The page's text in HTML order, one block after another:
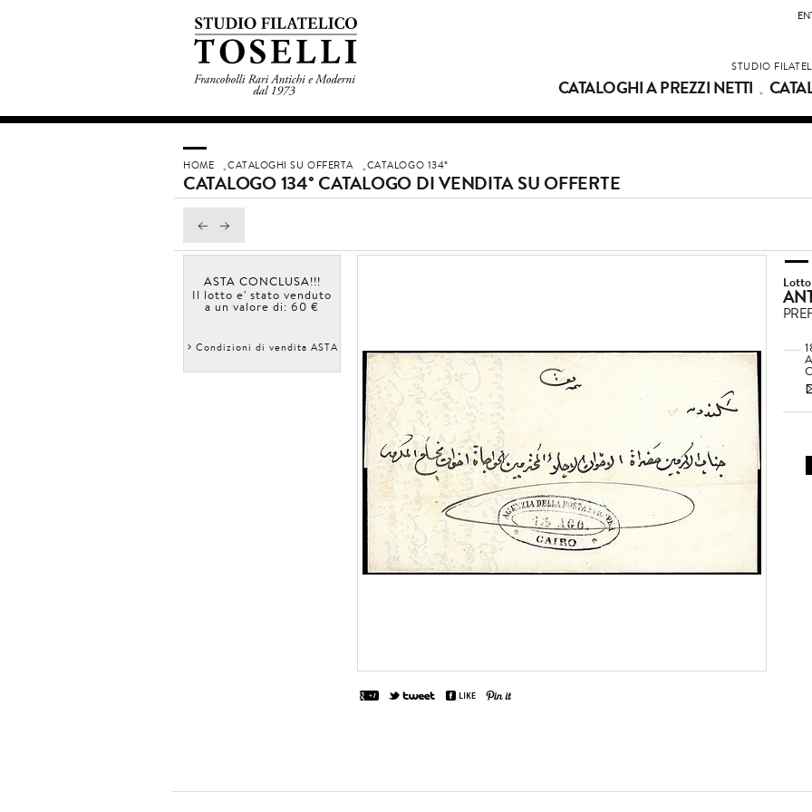
STUDIO
CATALOGHI A PREZZI NETTI
HOME CATALOGHI SU OFFERTA CATALOGO 134°
CATALOGO 134° CATALOGO DI VENDITA SU OFFERTE
ASTA CONCLUSA!!!
Il lotto e' stato venduto
a un valore di: 60 €
Condizioni di vendita ASTA
Lotto